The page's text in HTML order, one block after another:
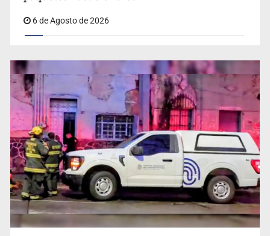
Detienen al exgobernador de Guerrero, Ángel Aguirre
6 de Agosto de 2026